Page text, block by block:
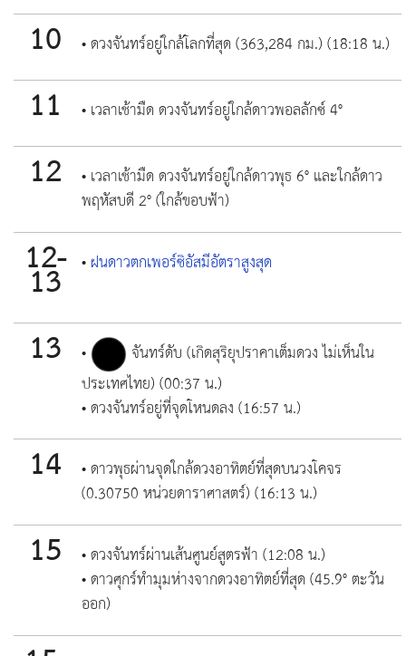
10 • ดวงจันทร์อยู่ใกล้โลกที่สุด (363,284 กม.) (18:18 น.)
11 • เวลาเช้ามืด ดวงจันทร์อยู่ใกล้ดาวพอลลักซ์ 4°
12
• เวลาเช้ามืด ดวงจันทร์อยู่ใกล้ดาวพุธ 6° และใกล้ดาว
พฤหัสบดี 2° (ใกล้ขอบฟ้า)
12-
13 •ฝนดาวตกเพอร์ซิอัสมีอัตราสูงสุด
13 •
จันทร์ดับ (เกิดสุริยุปราคาเต็มดวง ไม่เห็นใน
ประเทศไทย) (00:37 น.)
• ดวงจันทร์อยู่ที่จุดโหนดลง (16:57 น.)
14
• ดาวพุธผ่านจุดใกล้ดวงอาทิตย์ที่สุดบนวงโคจร
(0.30750 หน่วยดาราศาสตร์) (16:13 น.)
15
• ดวงจันทร์ผ่านเส้นศูนย์สูตรฟ้า (12:08 น.)
• ดาวศุกร์ทำมุมห่างจากดวงอาทิตย์ที่สุด (45.9° ตะวัน
ออก)